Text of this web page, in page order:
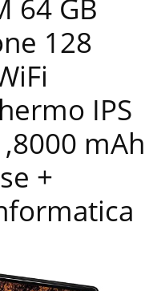
64 GB
128
IPS
mAh
+